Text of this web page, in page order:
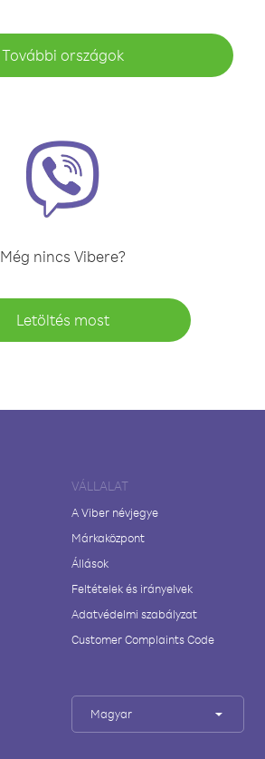
További országok
Még nincs Vibere?
Letöltés most
VÁLLALAT
A Viber névjegye
Márkaközpont
Állások
Feltételek és irányelvek
Adatvédelmi szabályzat
Customer Complaints Code
Magyar